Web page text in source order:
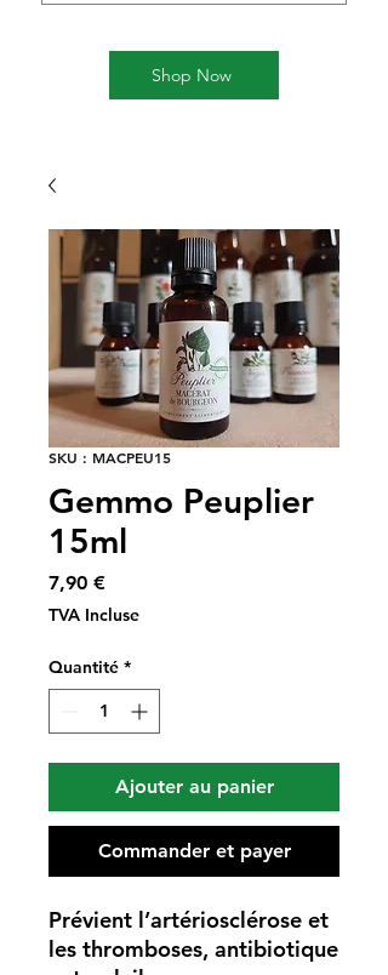
Shop Now
SKU : MACPEU15
Gemmo Peuplier
15ml
7,90 €Prix
TVA Incluse
Quantité *
Ajouter au panier
Commander et payer
Prévient l’artériosclérose et
les thromboses, antibiotique